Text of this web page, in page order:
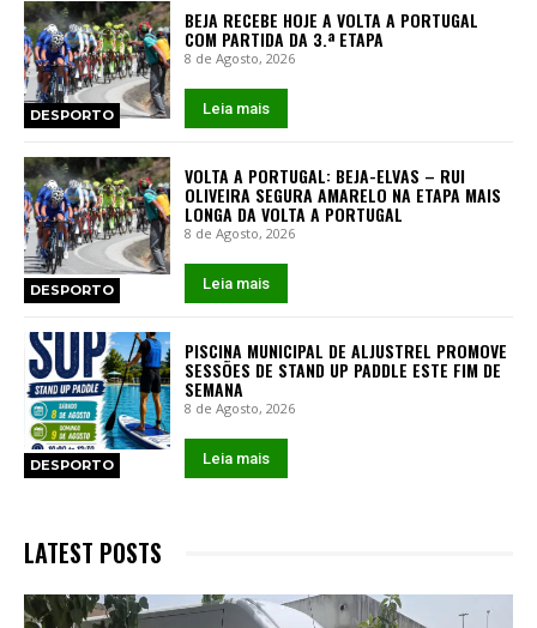
DESPORTO
BEJA RECEBE HOJE A VOLTA A PORTUGAL
COM PARTIDA DA 3.ª ETAPA
8 de Agosto, 2026
Leia mais
DESPORTO
VOLTA A PORTUGAL: BEJA-ELVAS – RUI
OLIVEIRA SEGURA AMARELO NA ETAPA MAIS
LONGA DA VOLTA A PORTUGAL
8 de Agosto, 2026
Leia mais
DESPORTO
PISCINA MUNICIPAL DE ALJUSTREL PROMOVE
SESSÕES DE STAND UP PADDLE ESTE FIM DE
SEMANA
8 de Agosto, 2026
Leia mais
LATEST POSTS